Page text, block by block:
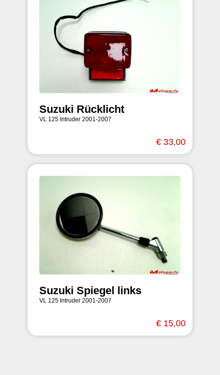
Suzuki Rücklicht
VL 125 Intruder 2001-2007
€ 33,00
Suzuki Spiegel links
VL 125 Intruder 2001-2007
€ 15,00